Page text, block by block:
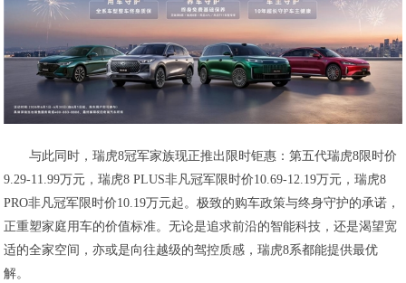
与此同时，瑞虎8冠军家族现正推出限时钜惠：第五代瑞虎8限时价
9.29-11.99万元，瑞虎8 PLUS非凡冠军限时价10.69-12.19万元，瑞虎8
PRO非凡冠军限时价10.19万元起。极致的购车政策与终身守护的承诺，
正重塑家庭用车的价值标准。无论是追求前沿的智能科技，还是渴望宽
适的全家空间，亦或是向往越级的驾控质感，瑞虎8系都能提供最优
解。